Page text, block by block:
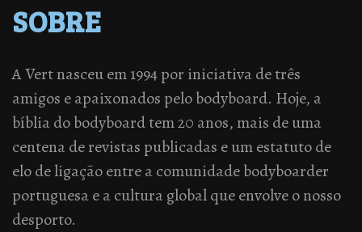
SOBRE
A Vert nasceu em 1994 por iniciativa de três
amigos e apaixonados pelo bodyboard. Hoje, a
bíblia do bodyboard tem 20 anos, mais de uma
centena de revistas publicadas e um estatuto de
elo de ligação entre a comunidade bodyboarder
portuguesa e a cultura global que envolve o nosso
desporto.